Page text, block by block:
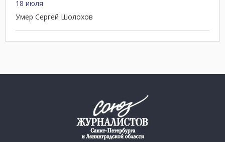
18 июля
Умер Сергей Шолохов